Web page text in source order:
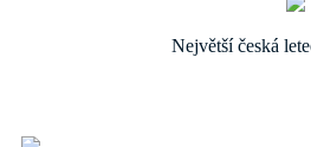
Největší česká